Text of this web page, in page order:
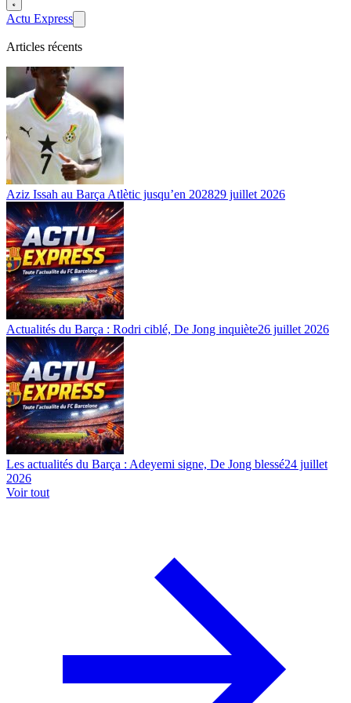
Actu Express
Articles récents
Aziz Issah au Barça Atlètic jusqu’en 202829 juillet 2026
Actualités du Barça : Rodri ciblé, De Jong inquiète26 juillet 2026
Les actualités du Barça : Adeyemi signe, De Jong blessé24 juillet
2026
Voir tout